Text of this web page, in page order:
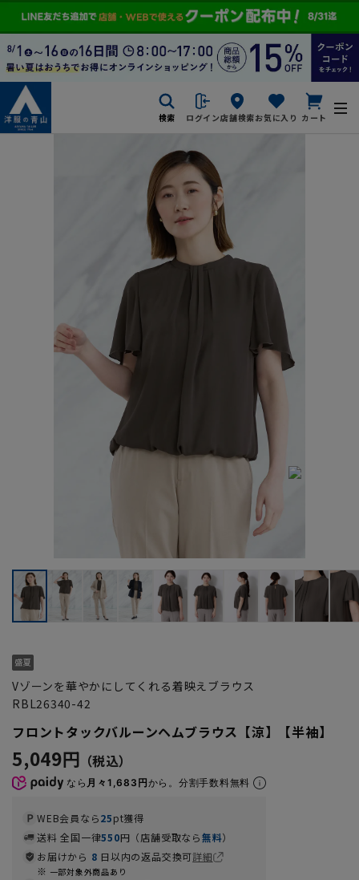
検索 ログイン店舗検索お気に入り カート
Vゾーンを華やかにしてくれる着映えブラウス
RBL26340-42
フロントタックバルーンヘムブラウス【涼】【半袖】
5,049円
なら 月々1,683円から。分割手数料無料
WEB会員なら25pt獲得
送料 全国一律550円（店舗受取なら無料）
お届けから 8 日以内の返品交換可詳細
一部対象外商品あり